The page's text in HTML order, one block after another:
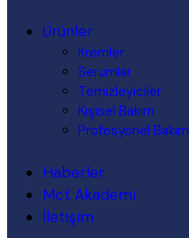
Ürünler
Kremler
Serumlar
Temizleyiciler
Kişisel Bakım
Profesyonel Bakım
Haberler
Mct Akademi
İletişim